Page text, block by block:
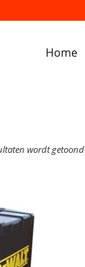
Home
wordt getoond